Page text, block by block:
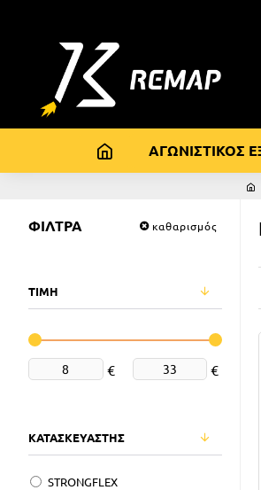
ΑΓΩΝΙΣΤΙΚΟΣ
ΦΙΛΤΡΑ καθαρισμός
ΤΙΜΗ
€ €
ΚΑΤΑΣΚΕΥΑΣΤΗΣ
STRONGFLEX